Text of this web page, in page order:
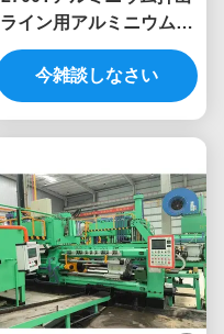
ライン用アルミニウム押
出機
今雑談しなさい